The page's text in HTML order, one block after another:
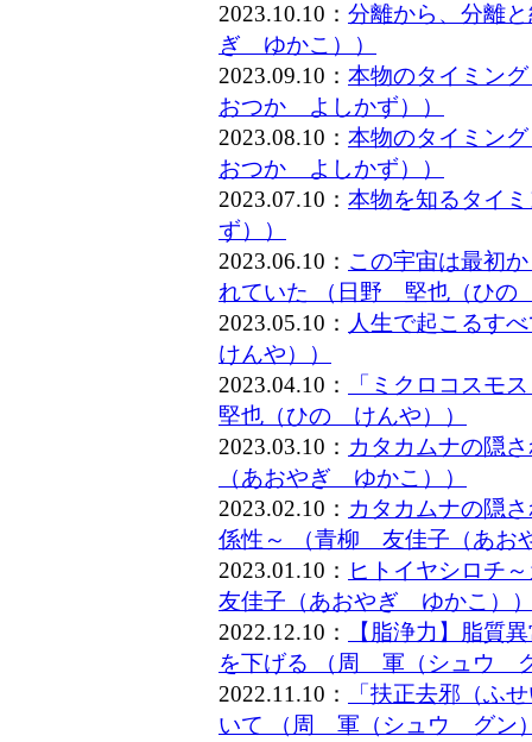
2023.10.10： 分離から、分離
ぎ ゆかこ））
2023.09.10： 本物のタイミン
おつか よしかず））
2023.08.10： 本物のタイミン
おつか よしかず））
2023.07.10： 本物を知るタイ
ず））
2023.06.10： この宇宙は最初
れていた （日野 堅也（ひの
2023.05.10： 人生で起こるす
けんや））
2023.04.10：
「ミクロコスモ
堅也（ひの けんや））
2023.03.10： カタカムナの隠
（あおやぎ ゆかこ））
2023.02.10： カタカムナの隠
係性～ （青柳 友佳子（あお
2023.01.10： ヒトイヤシロチ
友佳子（あおやぎ ゆかこ）
2022.12.10：
【脂浄力】脂質
を下げる （周 軍（シュウ
2022.11.10：
「扶正去邪（ふ
いて （周 軍（シュウ グン